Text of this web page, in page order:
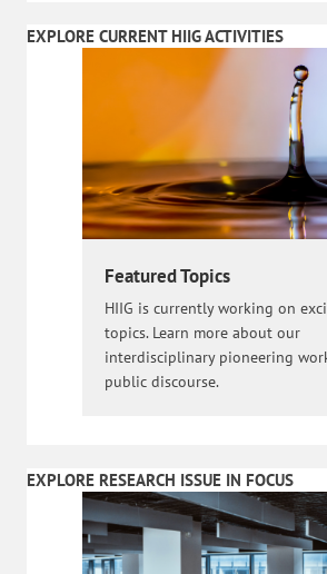
EXPLORE CURRENT HIIG ACTIVITIES
Featured Topics
HIIG is currently working on
topics. Learn more about our
interdisciplinary pioneering
public discourse.
EXPLORE RESEARCH ISSUE IN FOCUS